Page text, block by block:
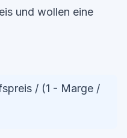
und wollen eine
/ (1 - Marge /